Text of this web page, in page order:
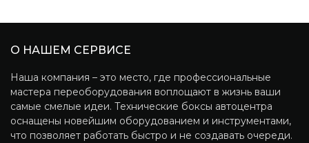
О НАШЕМ СЕРВИСЕ
Наша компания – это место, где профессиональные
мастера переоборудования воплощают в жизнь ваши
самые смелые идеи. Технические боксы автоцентра
оснащены новейшим оборудованием и инструментами,
что позволяет работать быстро и не создавать очереди.